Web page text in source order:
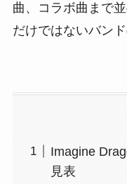
曲、コラボ曲まで
だけではないバン
Imagine
見表